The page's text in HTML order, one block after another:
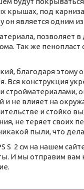
крышах, под
он является одним
позволяет
Так же
благодаря
Вся конструкция
стройматериалами,
и не влияет на
и стойко
не теряет своих
пыли, что
S 2 см на нашем
И мы отправим